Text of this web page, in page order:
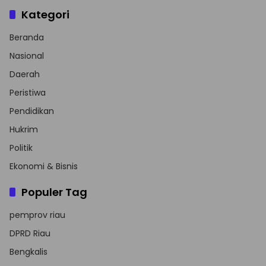
Kategori
Beranda
Nasional
Daerah
Peristiwa
Pendidikan
Hukrim
Politik
Ekonomi & Bisnis
Populer Tag
pemprov riau
DPRD Riau
Bengkalis